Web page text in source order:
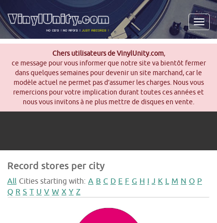
Chers utilisateurs de VinylUnity.com,
ce message pour vous informer que notre site va bientôt fermer
dans quelques semaines pour devenir un site marchand, car le
modèle actuel ne permet pas d’assumer les charges. Nous vous
remercions pour votre implication durant toutes ces années et
nous vous invitons à ne plus mettre de disques en vente.
Record stores per city
All Cities starting with: A B C D E F G H I J K L M N O P
Q R S T U V W X Y Z